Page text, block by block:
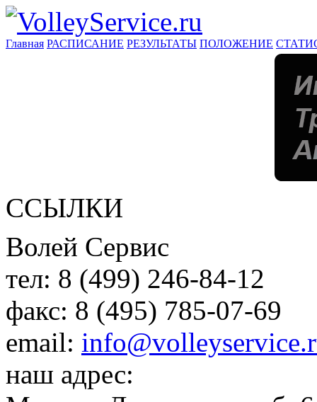
Главная РАСПИСАНИЕ РЕЗУЛЬТАТЫ ПОЛОЖЕНИЕ
ССЫЛКИ
Волей Сервис
тел: 8 (499) 246-84-12
факс: 8 (495) 785-07-69
email:
наш адрес: